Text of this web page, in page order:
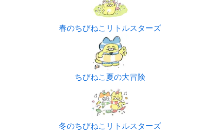
春のちびねこリトルスターズ
ちびねこ夏の大冒険
冬のちびねこリトルスターズ